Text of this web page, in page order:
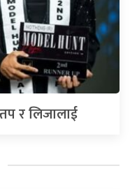
र लिजालाई